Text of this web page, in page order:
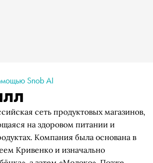
Snob AI
сеть продуктовых магазинов,
на здоровом питании и
Компания была основана в
Кривенко и изначально